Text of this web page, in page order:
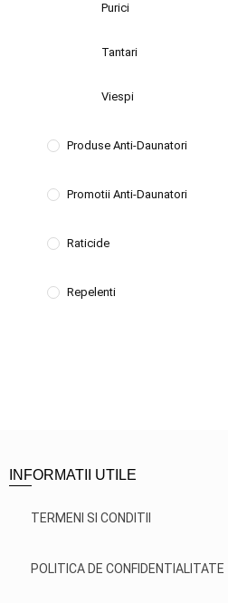
Purici
Tantari
Viespi
Produse Anti-Daunatori
Promotii Anti-Daunatori
Raticide
Repelenti
INFORMATII UTILE
TERMENI SI CONDITII
POLITICA DE CONFIDENTIALITATE